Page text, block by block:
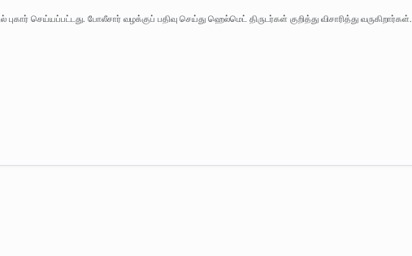
புகார் செய்யப்பட்டது. போலீசார் வழக்குப் பதிவு செய்து ஹெல்மெட் திருடர்கள் குறித்து விசாரித்து வருகிறார்கள்.